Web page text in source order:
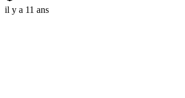
il y a 11 ans